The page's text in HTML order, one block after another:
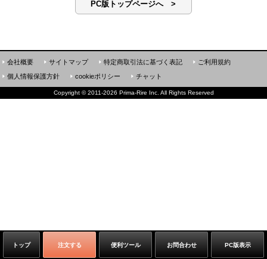
PC版トップページへ >
トップ 注文する 便利ツール お問合わせ PC版表示
会社概要 サイトマップ 特定商取引法に基づく表記
ご利用規約
個人情報保護方針
cookieポリシー チャット
Copyright ©2011-2026 Prima-Rire Inc. All Rights Reserved